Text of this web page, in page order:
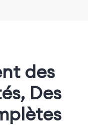
des
Des